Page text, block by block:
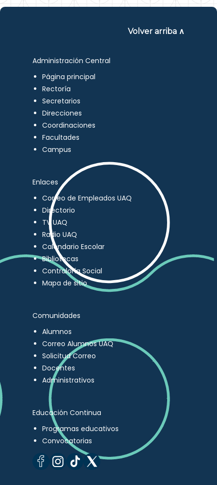
Volver arriba ∧
Administración Central
Página principal
Rectoría
Secretarios
Direcciones
Coordinaciones
Facultades
Campus
Enlaces
Correo de Empleados UAQ
Directorio
TV UAQ
Radio UAQ
Calendario Escolar
Bibliotecas
Contraloría Social
Mapa de sitio
Comunidades
Alumnos
Correo Alumnos UAQ
Solicitud Correo
Docentes
Administrativos
Educación Continua
Programas educativos
Convocatorias